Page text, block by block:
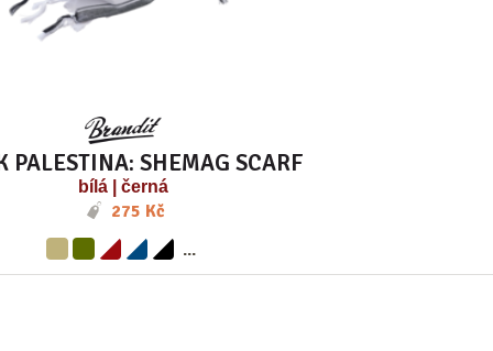
PALESTINA: SHEMAG SCARF
bílá | černá
275 Kč
...